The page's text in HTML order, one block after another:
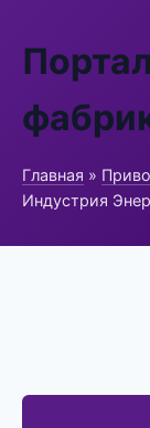
Главная »
Индустрия